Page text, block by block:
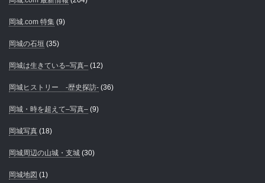
岡城.com 特集 (9)
岡城の石垣 (35)
岡城は生きている–写真– (12)
岡城ヒストリー -歴史探訪- (36)
岡城・時を超えて–写真– (9)
岡城写真 (18)
岡城周辺の山城・支城 (30)
岡城地図 (1)